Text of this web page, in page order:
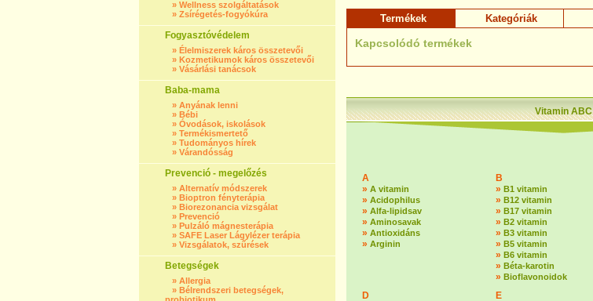
» Wellness szolgáltatások
» Zsírégetés-fogyókúra
Fogyasztóvédelem
» Élelmiszerek káros összetevői
» Kozmetikumok káros összetevői
» Vásárlási tanácsok
Baba-mama
» Anyának lenni
» Bébi
» Óvodások, iskolások
» Termékismertető
» Tudományos hírek
» Várandósság
Prevenció - megelőzés
» Alternatív módszerek
» Bioptron fényterápia
» Biorezonancia vizsgálat
» Prevenció
» Pulzáló mágnesterápia
» SAFE Laser Lágylézer terápia
» Vizsgálatok, szűrések
Betegségek
» Allergia
» Bélrendszeri betegségek,
Termékek Kategóriák
Kapcsolódó termékek
Vitamin ABC
A
» A vitamin
» Acidophilus
» Alfa-lipidsav
» Aminosavak
» Antioxidáns
» Arginin
B
» B1 vitamin
» B12 vitamin
» B17 vitamin
» B2 vitamin
» B3 vitamin
» B5 vitamin
» B6 vitamin
» Béta-karotin
» Bioflavonoidok
D
E